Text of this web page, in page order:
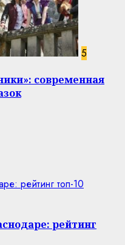
5
современная
рейтинг топ-10
рейтинг